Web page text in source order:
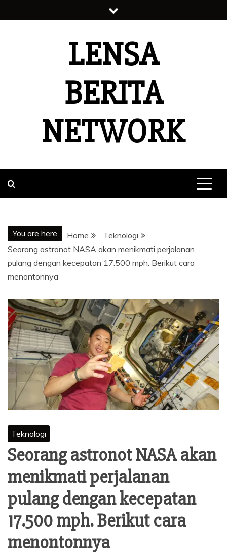
to
LENSA
BERITA
NETWORK
You are here Home
Teknologi
Seorang astronot NASA akan menikmati perjalanan
pulang dengan kecepatan 17.500 mph. Berikut cara
menontonnya
Teknologi
Seorang astronot NASA akan
menikmati perjalanan
pulang dengan kecepatan
17.500 mph. Berikut cara
menontonnya